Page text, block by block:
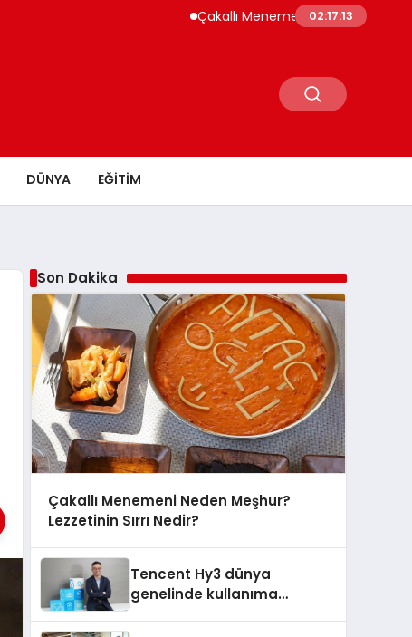
Çakallı Menemeni Neden Meşhur? Lezzetinin
02:17:15
DÜNYA EĞITIM
Son Dakika
Çakallı Menemeni Neden Meşhur?
Lezzetinin Sırrı Nedir?
Tencent Hy3 dünya
genelinde kullanıma